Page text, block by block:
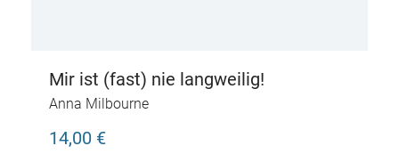
Mir ist (fast) nie langweilig!
Anna Milbourne
14,00 €